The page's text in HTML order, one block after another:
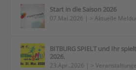
Start in die Saison 2026
07.Mai.2026 | > Aktuelle
BITBURG SPIELT und Ihr
2026.
23.Apr..2026 | >